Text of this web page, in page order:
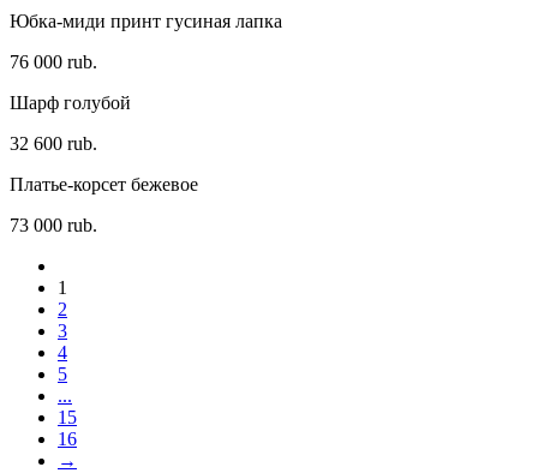
Юбка-миди принт гусиная лапка
76 000 rub.
Шарф голубой
32 600 rub.
Платье-корсет бежевое
73 000 rub.
1
2
3
4
5
...
15
16
→